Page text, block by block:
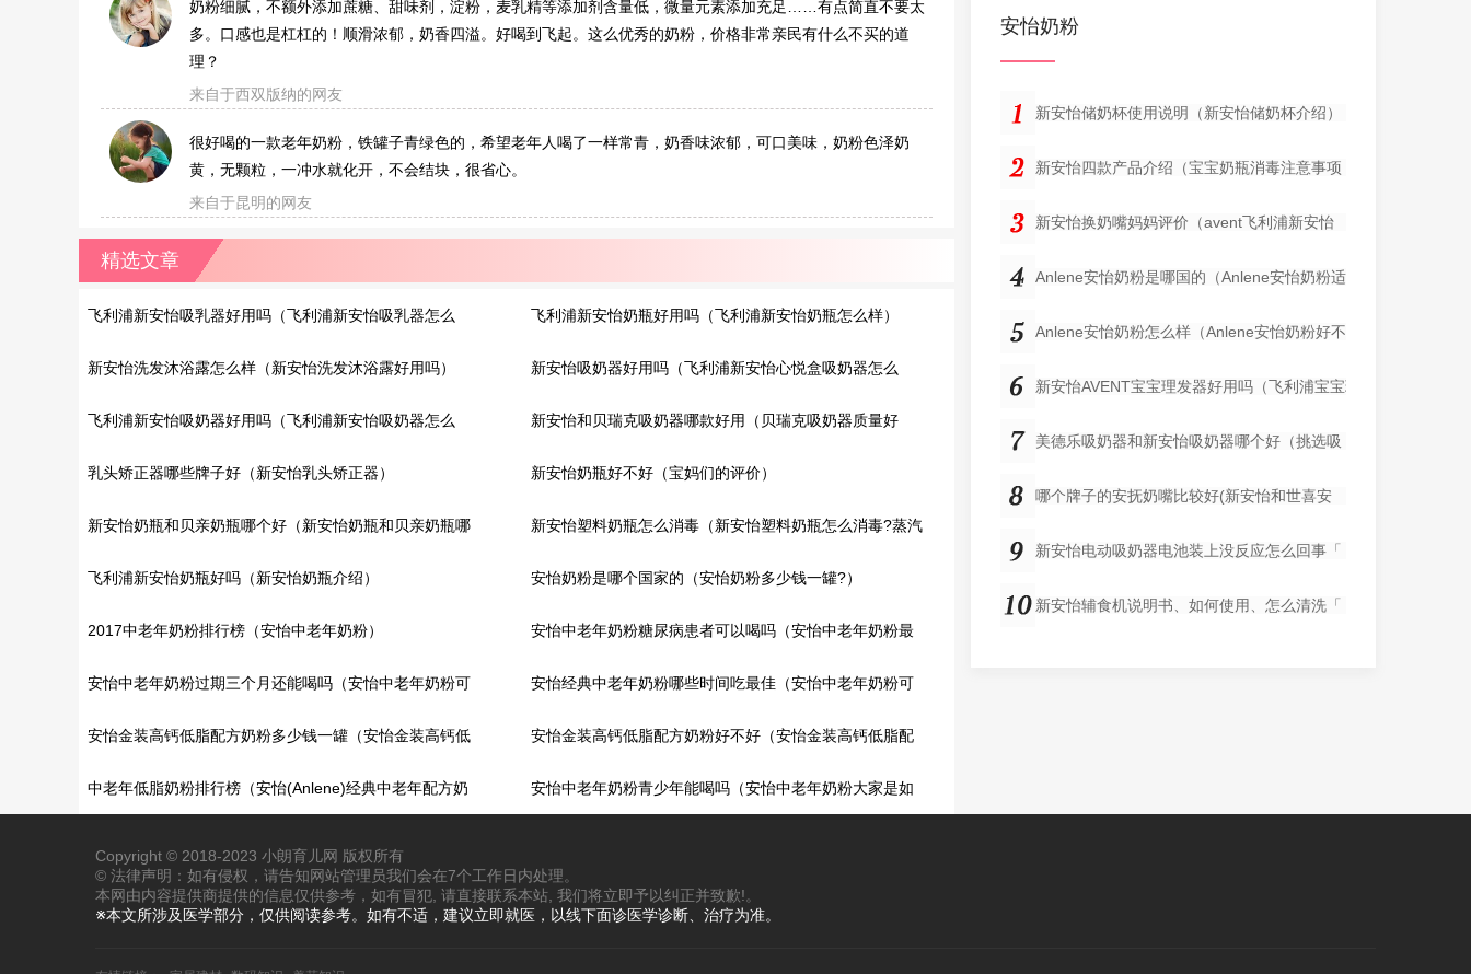
奶粉细腻，不额外添加蔗糖、甜味剂，淀粉，麦乳精等添加剂含量低，微量元素添加充足……有点简直不要太
多。口感也是杠杠的！顺滑浓郁，奶香四溢。好喝到飞起。这么优秀的奶粉，价格非常亲民有什么不买的道
理？
来自于西双版纳的网友
很好喝的一款老年奶粉，铁罐子青绿色的，希望老年人喝了一样常青，奶香味浓郁，可口美味，奶粉色泽奶
黄，无颗粒，一冲水就化开，不会结块，很省心。
来自于昆明的网友
精选文章
飞利浦新安怡吸乳器好用吗（飞利浦新安怡吸乳器怎么
样）
飞利浦新安怡奶瓶好用吗（飞利浦新安怡奶瓶怎么样）
新安怡洗发沐浴露怎么样（新安怡洗发沐浴露好用吗） 新安怡吸奶器好用吗（飞利浦新安怡心悦盒吸奶器怎么
样）
飞利浦新安怡吸奶器好用吗（飞利浦新安怡吸奶器怎么
样）
新安怡和贝瑞克吸奶器哪款好用（贝瑞克吸奶器质量好
吗）
乳头矫正器哪些牌子好（新安怡乳头矫正器） 新安怡奶瓶好不好（宝妈们的评价）
新安怡奶瓶和贝亲奶瓶哪个好（新安怡奶瓶和贝亲奶瓶哪
个好?贝亲奶瓶简介）
新安怡塑料奶瓶怎么消毒（新安怡塑料奶瓶怎么消毒?蒸汽
消毒机消毒）
飞利浦新安怡奶瓶好吗（新安怡奶瓶介绍） 安怡奶粉是哪个国家的（安怡奶粉多少钱一罐?）
2017中老年奶粉排行榜（安怡中老年奶粉） 安怡中老年奶粉糖尿病患者可以喝吗（安怡中老年奶粉最
新价格）
安怡中老年奶粉过期三个月还能喝吗（安怡中老年奶粉可
以空腹喝吗?）
安怡经典中老年奶粉哪些时间吃最佳（安怡中老年奶粉可
以加蜂蜜一起喝吗?）
安怡金装高钙低脂配方奶粉多少钱一罐（安怡金装高钙低
脂配方奶粉主要特点）
安怡金装高钙低脂配方奶粉好不好（安怡金装高钙低脂配
方奶粉价格）
中老年低脂奶粉排行榜（安怡(Anlene)经典中老年配方奶 安怡中老年奶粉青少年能喝吗（安怡中老年奶粉大家是如
安怡奶粉
新安怡储奶杯使用说明（新安怡储奶杯介绍）
新安怡四款产品介绍（宝宝奶瓶消毒注意事项
新安怡换奶嘴妈妈评价（avent飞利浦新安怡
Anlene安怡奶粉是哪国的（Anlene安怡奶粉适合的
Anlene安怡奶粉怎么样（Anlene安怡奶粉好不好）
新安怡AVENT宝宝理发器好用吗（飞利浦宝宝理
美德乐吸奶器和新安怡吸奶器哪个好（挑选吸
哪个牌子的安抚奶嘴比较好(新安怡和世喜安
新安怡电动吸奶器电池装上没反应怎么回事「
新安怡辅食机说明书、如何使用、怎么清洗「
Copyright © 2018-2023 小朗育儿网 版权所有
© 法律声明：如有侵权，请告知网站管理员我们会在7个工作日内处理。
本网由内容提供商提供的信息仅供参考，如有冒犯, 请直接联系本站, 我们将立即予以纠正并致歉!。
※本文所涉及医学部分，仅供阅读参考。如有不适，建议立即就医，以线下面诊医学诊断、治疗为准。